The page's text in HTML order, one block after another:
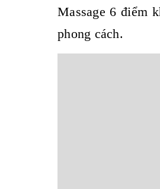
Massage 6 điểm
phong cách.